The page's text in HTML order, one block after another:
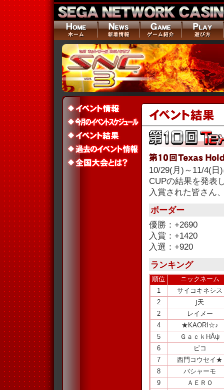
10/29(月)～11/4(日
CUPの結果を発表
入賞された皆さん
ボーダー
優勝：+2690
入賞：+1420
入選：+920
ランキング
順位
ニックネーム
1
サイコキネシス
2
∫天
2
レイメー
4
★KAORI☆♪
5
ＧａｃｋHÅψ
6
ピコ
7
西門コウセイ★
8
バシャーモ
9
ＡＥＲＯ